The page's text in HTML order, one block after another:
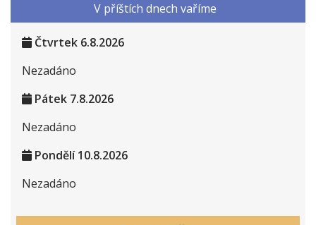
V příštích dnech vaříme
Čtvrtek 6.8.2026
Nezadáno
Pátek 7.8.2026
Nezadáno
Pondělí 10.8.2026
Nezadáno